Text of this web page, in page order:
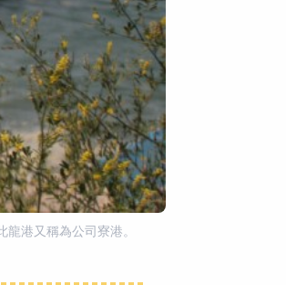
港又稱為公司寮港。